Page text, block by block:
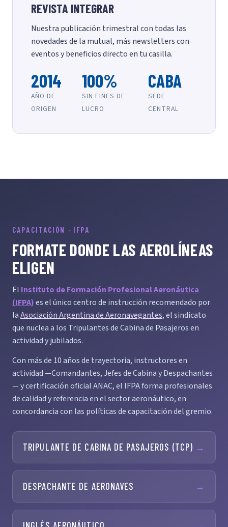
REVISTA INTEGRAR
Nuestra publicación trimestral con todas las
novedades de la mutual, más newsletters con
eventos y beneficios directo en tu casilla.
2014
AÑO DE
ORIGEN
100%
SIN FINES DE
LUCRO
CABA
SEDE
CENTRAL
CAPACITACIÓN · IFPA
FORMATE DONDE LAS AEROLÍNEAS
ELIGEN
El Instituto de Formación Profesional Aeronáutica
(IFPA)es el único centro de instrucción recomendado por
laAsociación Argentina de Aeronavegantes, el sindicato
que nuclea a los Tripulantes de Cabina de Pasajeros en
actividad y jubilados.
Con más de 10 años de trayectoria, instructores en
actividad —Comandantes, Jefes de Cabina y Despachantes
— y certificación oficial ANAC, el IFPA forma profesionales
de calidad y referencia en el sector aeronáutico, en
concordancia con las políticas de capacitación del gremio.
TRIPULANTE DE CABINA DE PASAJEROS (TCP) →
DESPACHANTE DE AERONAVES →